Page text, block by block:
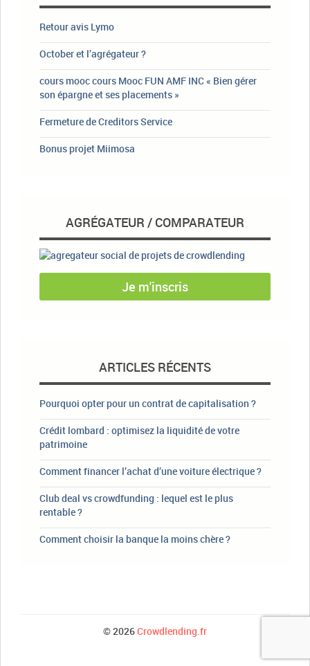
Retour avis Lymo
October et l’agrégateur ?
cours mooc cours Mooc FUN AMF INC « Bien gérer
son épargne et ses placements »
Fermeture de Creditors Service
Bonus projet Miimosa
AGRÉGATEUR / COMPARATEUR
Je m'inscris
ARTICLES RÉCENTS
Pourquoi opter pour un contrat de capitalisation ?
Crédit lombard : optimisez la liquidité de votre
patrimoine
Comment financer l’achat d’une voiture électrique ?
Club deal vs crowdfunding : lequel est le plus
rentable ?
Comment choisir la banque la moins chère ?
© 2026Crowdlending.fr